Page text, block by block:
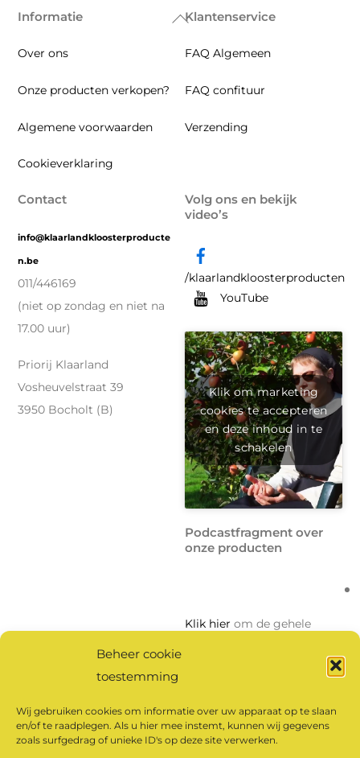
Beheer cookie
toestemming
Wij gebruiken cookies om informatie over uw apparaat op te slaan
en/of te raadplegen. Als u hier mee instemt, kunnen wij gegevens
zoals surfgedrag of unieke ID's op deze site verwerken.
Back
Top
Informatie
Over ons
Onze producten verkopen?
Algemene voorwaarden
Cookieverklaring
Klantenservice
FAQ Algemeen
FAQ confituur
Verzending
Contact
info@klaarlandkloosterproducte
n.be
011/446169
(niet op zondag en niet na
17.00 uur)
Priorij Klaarland
Vosheuvelstraat 39
3950 Bocholt (B)
Volg ons en bekijk
video’s
/klaarlandkloosterproducten
YouTube
Klik om marketing
cookies te accepteren
en deze inhoud in te
schakelen
Podcastfragment over
onze producten
Klik hier om de gehele
cookies te accepteren
en deze inhoud in te
schakelen